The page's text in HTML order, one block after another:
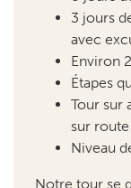
Étapes
Tour sur
sur
Niveau
Notre tour se
Toutefois,
pouvons
l’asphalte,